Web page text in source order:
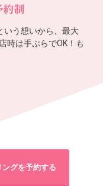
約制
いう想いから、最大
時は手ぶらでOK！も
グを予約する